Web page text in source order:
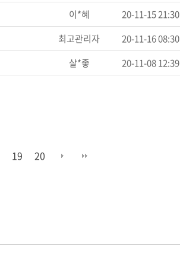
이*혜 20-11-15 21:30
최고관리자 20-11-16 08:30
살*좋 20-11-08 12:39
19 20